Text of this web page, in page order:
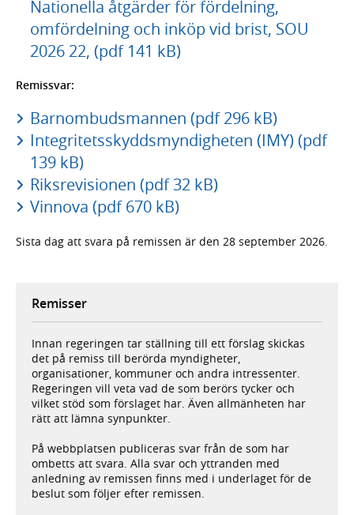
Nationella åtgärder för fördelning,
omfördelning och inköp vid brist, SOU
2026 22, (pdf 141 kB)
Remissvar:
Barnombudsmannen (pdf 296 kB)
Integritetsskyddsmyndigheten (IMY) (pdf
139 kB)
Riksrevisionen (pdf 32 kB)
Vinnova (pdf 670 kB)
Sista dag att svara på remissen är den 28 september 2026.
Remisser
Innan regeringen tar ställning till ett förslag skickas
det på remiss till berörda myndigheter,
organisationer, kommuner och andra intressenter.
Regeringen vill veta vad de som berörs tycker och
vilket stöd som förslaget har. Även allmänheten har
rätt att lämna synpunkter.
På webbplatsen publiceras svar från de som har
ombetts att svara. Alla svar och yttranden med
anledning av remissen finns med i underlaget för de
beslut som följer efter remissen.